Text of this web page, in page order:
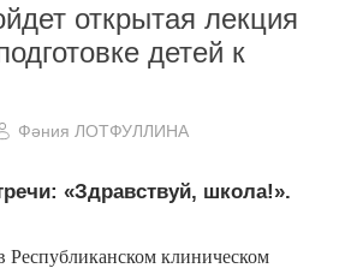
открытая лекция
детей к
Фәния ЛОТФУЛЛИНА
«Здравствуй, школа!».
Республиканском клиническом